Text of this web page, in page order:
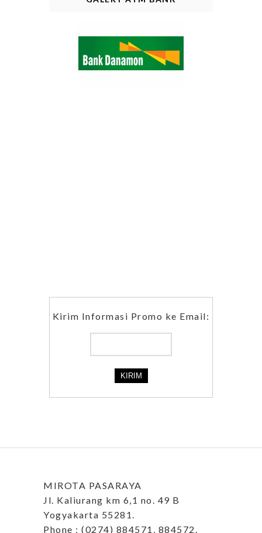
Kirim Informasi Promo ke Email:
MIROTA PASARAYA
Jl. Kaliurang km 6,1 no. 49 B
Yogyakarta 55281.
Phone : (0274) 884571, 884572.